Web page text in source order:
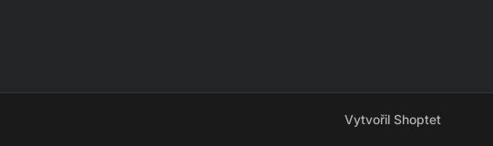
Vytvořil Shoptet